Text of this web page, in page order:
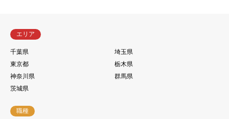
エリア
千葉県
埼玉県
東京都
栃木県
神奈川県
群馬県
茨城県
職種